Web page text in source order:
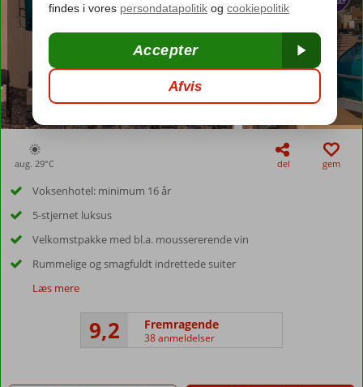
aug. 29°C del gem
Voksenhotel: minimum 16 år
5-stjernet luksus
Velkomstpakke med bl.a. moussererende vin
Rummelige og smagfuldt indrettede suiter
Læs mere
9,2 Fremragende
38 anmeldelser